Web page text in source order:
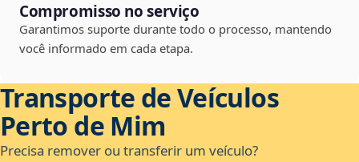
Compromisso no serviço
Garantimos suporte durante todo o processo, mantendo
você informado em cada etapa.
Transporte de Veículos
Perto de Mim
Precisa remover ou transferir um veículo?